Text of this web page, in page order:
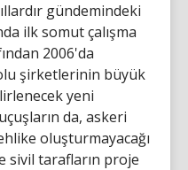
gündemindeki
ilk somut çalışma
2006'da
şirketlerinin büyük
yeni
da, askeri
oluşturmayacağı
sivil tarafların proje